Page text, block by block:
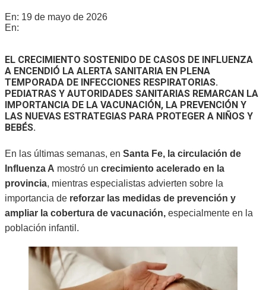
En: 19 de mayo de 2026
En:
EL CRECIMIENTO SOSTENIDO DE CASOS DE INFLUENZA
A ENCENDIÓ LA ALERTA SANITARIA EN PLENA
TEMPORADA DE INFECCIONES RESPIRATORIAS.
PEDIATRAS Y AUTORIDADES SANITARIAS REMARCAN LA
IMPORTANCIA DE LA VACUNACIÓN, LA PREVENCIÓN Y
LAS NUEVAS ESTRATEGIAS PARA PROTEGER A NIÑOS Y
BEBÉS.
En las últimas semanas, en Santa Fe, la circulación de
Influenza A mostró un crecimiento acelerado en la
provincia, mientras especialistas advierten sobre la
importancia de reforzar las medidas de prevención y
ampliar la cobertura de vacunación, especialmente en la
población infantil.